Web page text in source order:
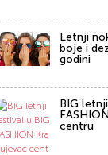
Letnji
boje i
godini
BIG
centru